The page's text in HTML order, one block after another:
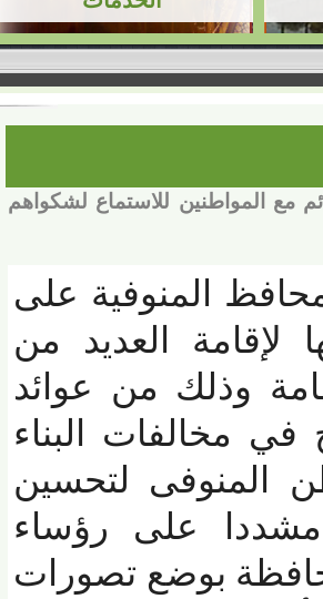
المواطنين للاستماع لشكواهم
المنوفية على
العديد من
وذلك من عوائد
مخالفات البناء
المنوفى لتحسين
على رؤساء
بوضع تصورات